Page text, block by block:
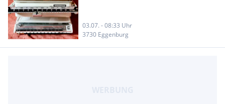
03.07. - 08:33 Uhr
3730 Eggenburg